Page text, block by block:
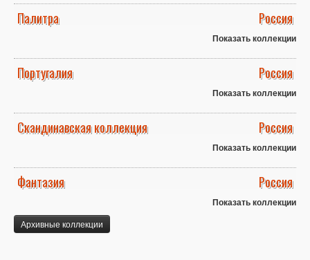
Палитра Россия
Показать коллекции
Португалия Россия
Показать коллекции
Скандинавская коллекция Россия
Показать коллекции
Фантазия Россия
Показать коллекции
Архивные коллекции